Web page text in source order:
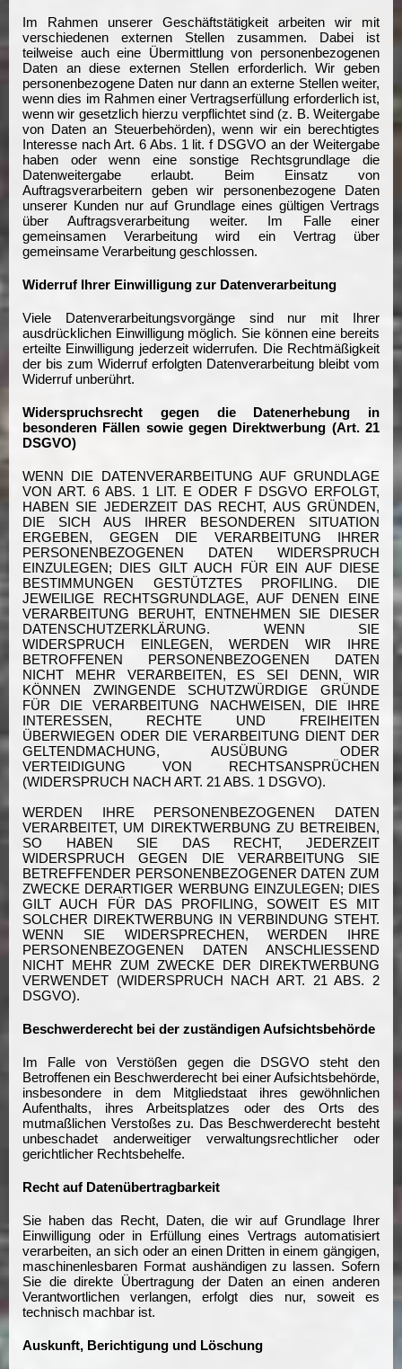
Im Rahmen unserer Geschäftstätigkeit arbeiten wir mit
verschiedenen externen Stellen zusammen. Dabei ist
teilweise auch eine Übermittlung von personenbezogenen
Daten an diese externen Stellen erforderlich. Wir geben
personenbezogene Daten nur dann an externe Stellen weiter,
wenn dies im Rahmen einer Vertragserfüllung erforderlich ist,
wenn wir gesetzlich hierzu verpflichtet sind (z. B. Weitergabe
von Daten an Steuerbehörden), wenn wir ein berechtigtes
Interesse nach Art. 6 Abs. 1 lit. f DSGVO an der Weitergabe
haben oder wenn eine sonstige Rechtsgrundlage die
Datenweitergabe erlaubt. Beim Einsatz von
Auftragsverarbeitern geben wir personenbezogene Daten
unserer Kunden nur auf Grundlage eines gültigen Vertrags
über Auftragsverarbeitung weiter. Im Falle einer
gemeinsamen Verarbeitung wird ein Vertrag über
gemeinsame Verarbeitung geschlossen.
Widerruf Ihrer Einwilligung zur Datenverarbeitung
Viele Datenverarbeitungsvorgänge sind nur mit Ihrer
ausdrücklichen Einwilligung möglich. Sie können eine bereits
erteilte Einwilligung jederzeit widerrufen. Die Rechtmäßigkeit
der bis zum Widerruf erfolgten Datenverarbeitung bleibt vom
Widerruf unberührt.
Widerspruchsrecht gegen die Datenerhebung in
besonderen Fällen sowie gegen Direktwerbung (Art. 21
DSGVO)
WENN DIE DATENVERARBEITUNG AUF GRUNDLAGE
VON ART. 6 ABS. 1 LIT. E ODER F DSGVO ERFOLGT,
HABEN SIE JEDERZEIT DAS RECHT, AUS GRÜNDEN,
DIE SICH AUS IHRER BESONDEREN SITUATION
ERGEBEN, GEGEN DIE VERARBEITUNG IHRER
PERSONENBEZOGENEN DATEN WIDERSPRUCH
EINZULEGEN; DIES GILT AUCH FÜR EIN AUF DIESE
BESTIMMUNGEN GESTÜTZTES PROFILING. DIE
JEWEILIGE RECHTSGRUNDLAGE, AUF DENEN EINE
VERARBEITUNG BERUHT, ENTNEHMEN SIE DIESER
DATENSCHUTZERKLÄRUNG. WENN SIE
WIDERSPRUCH EINLEGEN, WERDEN WIR IHRE
BETROFFENEN PERSONENBEZOGENEN DATEN
NICHT MEHR VERARBEITEN, ES SEI DENN, WIR
KÖNNEN ZWINGENDE SCHUTZWÜRDIGE GRÜNDE
FÜR DIE VERARBEITUNG NACHWEISEN, DIE IHRE
INTERESSEN, RECHTE UND FREIHEITEN
ÜBERWIEGEN ODER DIE VERARBEITUNG DIENT DER
GELTENDMACHUNG, AUSÜBUNG ODER
VERTEIDIGUNG VON RECHTSANSPRÜCHEN
(WIDERSPRUCH NACH ART. 21 ABS. 1 DSGVO).
WERDEN IHRE PERSONENBEZOGENEN DATEN
VERARBEITET, UM DIREKTWERBUNG ZU BETREIBEN,
SO HABEN SIE DAS RECHT, JEDERZEIT
WIDERSPRUCH GEGEN DIE VERARBEITUNG SIE
BETREFFENDER PERSONENBEZOGENER DATEN ZUM
ZWECKE DERARTIGER WERBUNG EINZULEGEN; DIES
GILT AUCH FÜR DAS PROFILING, SOWEIT ES MIT
SOLCHER DIREKTWERBUNG IN VERBINDUNG STEHT.
WENN SIE WIDERSPRECHEN, WERDEN IHRE
PERSONENBEZOGENEN DATEN ANSCHLIESSEND
NICHT MEHR ZUM ZWECKE DER DIREKTWERBUNG
VERWENDET (WIDERSPRUCH NACH ART. 21 ABS. 2
DSGVO).
Beschwerderecht bei der zuständigen Aufsichtsbehörde
Im Falle von Verstößen gegen die DSGVO steht den
Betroffenen ein Beschwerderecht bei einer Aufsichtsbehörde,
insbesondere in dem Mitgliedstaat ihres gewöhnlichen
Aufenthalts, ihres Arbeitsplatzes oder des Orts des
mutmaßlichen Verstoßes zu. Das Beschwerderecht besteht
unbeschadet anderweitiger verwaltungsrechtlicher oder
gerichtlicher Rechtsbehelfe.
Recht auf Datenübertragbarkeit
Sie haben das Recht, Daten, die wir auf Grundlage Ihrer
Einwilligung oder in Erfüllung eines Vertrags automatisiert
verarbeiten, an sich oder an einen Dritten in einem gängigen,
maschinenlesbaren Format aushändigen zu lassen. Sofern
Sie die direkte Übertragung der Daten an einen anderen
Verantwortlichen verlangen, erfolgt dies nur, soweit es
technisch machbar ist.
Auskunft, Berichtigung und Löschung